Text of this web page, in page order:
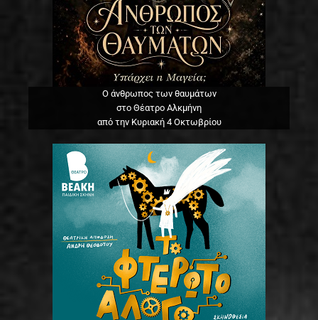
Ο άνθρωπος των θαυμάτων
στο Θέατρο Αλκμήνη
από την Κυριακή 4 Οκτωβρίου